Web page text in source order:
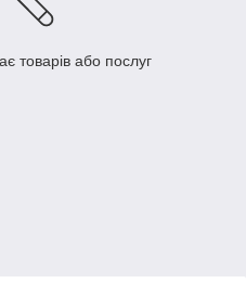
товарів або послуг